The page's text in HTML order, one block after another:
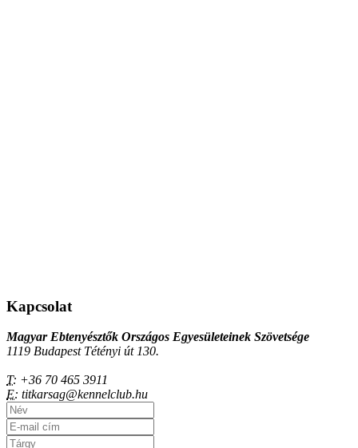
Kapcsolat
Magyar Ebtenyésztők Országos Egyesületeinek Szövetsége
1119 Budapest Tétényi út 130.
T: +36 70 465 3911
E: titkarsag@kennelclub.hu